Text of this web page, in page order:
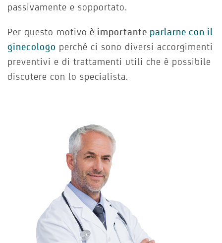
passivamente e sopportato.
Per questo motivo è importante parlarne con il
ginecologo perché ci sono diversi accorgimenti
preventivi e di trattamenti utili che è possibile
discutere con lo specialista.